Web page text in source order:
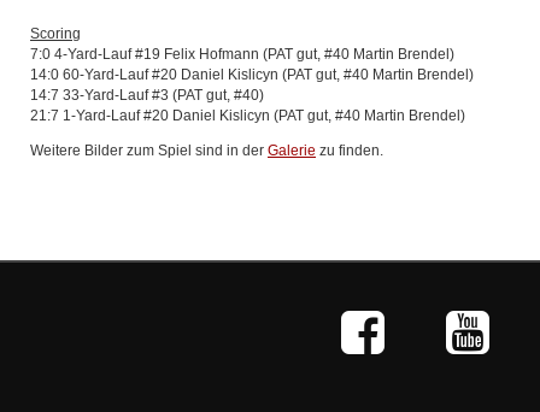
Scoring
7:0 4-Yard-Lauf #19 Felix Hofmann (PAT gut, #40 Martin Brendel)
14:0 60-Yard-Lauf #20 Daniel Kislicyn (PAT gut, #40 Martin Brendel)
14:7 33-Yard-Lauf #3 (PAT gut, #40)
21:7 1-Yard-Lauf #20 Daniel Kislicyn (PAT gut, #40 Martin Brendel)
Weitere Bilder zum Spiel sind in der Galerie zu finden.